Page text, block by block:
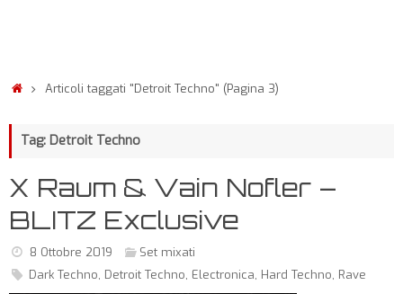
Articoli taggati "Detroit Techno" (Pagina 3)
Tag: Detroit Techno
X Raum & Vain Nofler –
BLITZ Exclusive
8 Ottobre 2019
Set mixati
Dark Techno, Detroit Techno, Electronica, Hard Techno, Rave